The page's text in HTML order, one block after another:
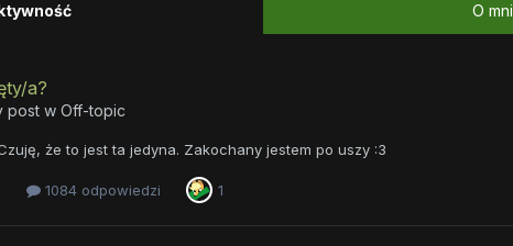
O
a?
post w Off-topic
że to jest ta jedyna. Zakochany jestem po uszy :3
1084 odpowiedzi 1